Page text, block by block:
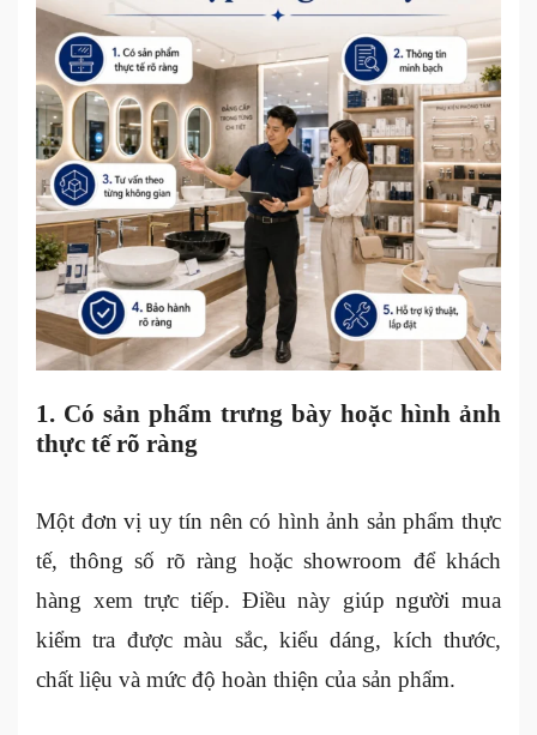
1. Có sản phẩm trưng bày hoặc hình ảnh
thực tế rõ ràng
Một đơn vị uy tín nên có hình ảnh sản phẩm thực
tế, thông số rõ ràng hoặc showroom để khách
hàng xem trực tiếp. Điều này giúp người mua
kiểm tra được màu sắc, kiểu dáng, kích thước,
chất liệu và mức độ hoàn thiện của sản phẩm.